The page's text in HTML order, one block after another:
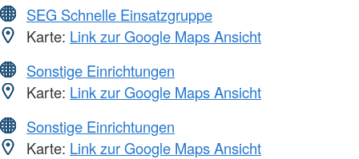
SEG Schnelle Einsatzgruppe
Karte: Link zur Google Maps Ansicht
Sonstige Einrichtungen
Karte: Link zur Google Maps Ansicht
Sonstige Einrichtungen
Karte: Link zur Google Maps Ansicht